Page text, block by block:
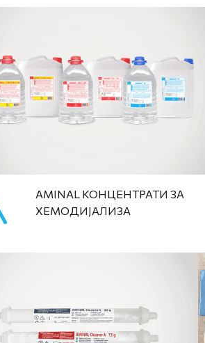
AMINAL КОНЦЕНТРАТИ ЗА
ХЕМОДИЈАЛИЗА